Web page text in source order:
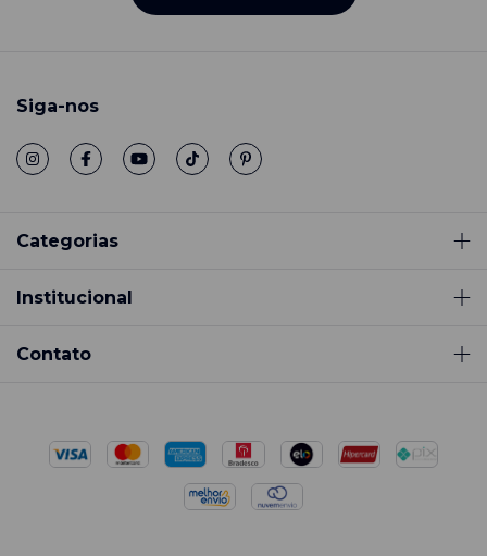
Siga-nos
Categorias
Institucional
Contato